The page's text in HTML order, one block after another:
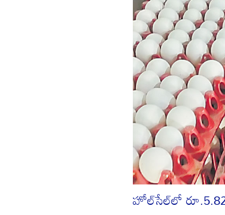
హోల్‌సేల్‌లో